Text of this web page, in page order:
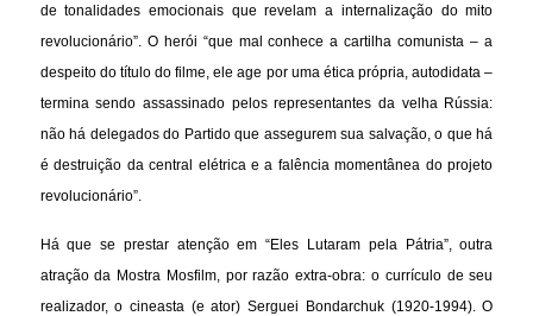
de tonalidades emocionais que revelam a internalização do mito
revolucionário”. O herói “que mal conhece a cartilha comunista – a
despeito do título do filme, ele age por uma ética própria, autodidata –
termina sendo assassinado pelos representantes da velha Rússia:
não há delegados do Partido que assegurem sua salvação, o que há
é destruição da central elétrica e a falência momentânea do projeto
revolucionário”.
Há que se prestar atenção em “Eles Lutaram pela Pátria”, outra
atração da Mostra Mosfilm, por razão extra-obra: o currículo de seu
realizador, o cineasta (e ator) Serguei Bondarchuk (1920-1994). O